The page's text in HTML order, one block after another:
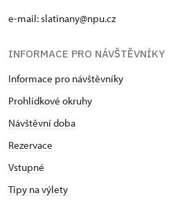
e-mail: slatinany@npu.cz
INFORMACE PRO NÁVŠTĚVNÍKY
Informace pro návštěvníky
Prohlídkové okruhy
Návštěvní doba
Rezervace
Vstupné
Tipy na výlety